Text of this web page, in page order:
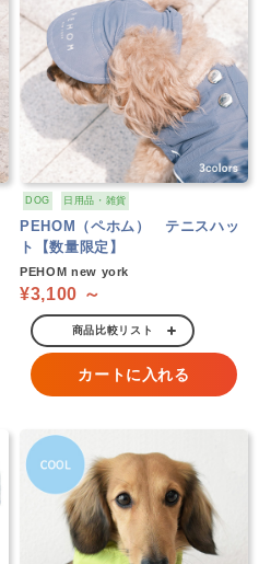
DOG 日用品・雑貨
PEHOM（ペホム） テニスハッ
ト【数量限定】
PEHOM new york
¥3,100 ～
商品比較リスト
カートに入れる